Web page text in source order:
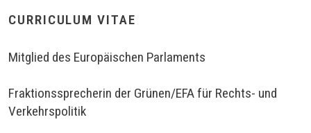
CURRICULUM VITAE
Mitglied des Europäischen Parlaments
Fraktionssprecherin der Grünen/EFA für Rechts- und
Verkehrspolitik